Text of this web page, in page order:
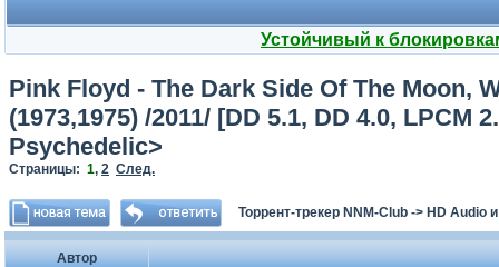
Устойчивый к
Pink Floyd - The Dark Side Of The Moon,
(1973,1975) /2011/ [DD 5.1, DD 4.0,
Psychedelic>
Страницы: 1, 2 След.
Торрент-трекер NNM-Club -> HD Audio
Автор